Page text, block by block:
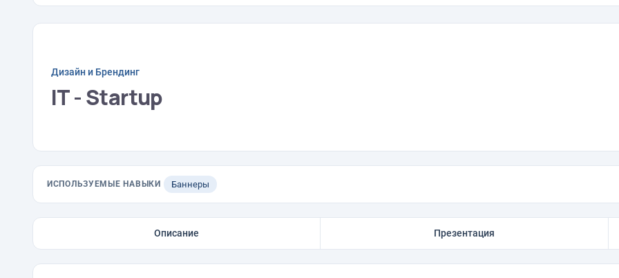
Дизайн и Брендинг
IT - Startup
ИСПОЛЬЗУЕМЫЕ НАВЫКИ Баннеры
Описание Презентация